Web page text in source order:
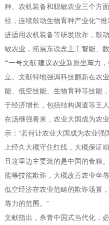
种、农机装备和聪敏农业三个方
径，连续鼓动生物育种产业化”“
进适用农机装备等研发欺诈，鼓
敏农业，拓展东说念主工智能、
“‘一号文献’建议农业新质坐蓐力
立。文献特地强调科技翻新在农
能、低空技能、生物育种等技能
于经济增长，包括结构调遣等王
在汤继强看来，农业大国成为农
示：“若何让农业大国成为农业
上经久大概守住红线，大概保证
且这里边主要装的是中国的食粮
能等技能欺诈，大概改善农业坐
低空经济在农业范畴的欺诈场景
蓐力的范围。”
文献指出，杀青中国式当代化，